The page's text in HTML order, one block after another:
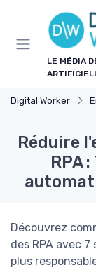
LE MÉDIA
Digital Worker
Réduire
RPA
Découvrez
des RPA avec
plus